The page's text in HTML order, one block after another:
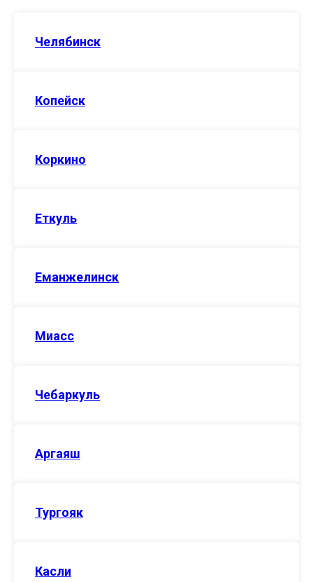
Челябинск
Копейск
Коркино
Еткуль
Еманжелинск
Миасс
Чебаркуль
Аргаяш
Тургояк
Касли